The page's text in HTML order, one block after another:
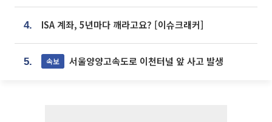
4. ISA 계좌, 5년마다 깨라고요? [이슈크래커]
5. 속보 서울양양고속도로 이천터널 앞 사고 발생